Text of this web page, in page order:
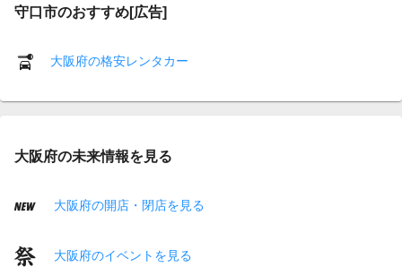
守口市のおすすめ[広告]
大阪府の格安レンタカー
大阪府の未来情報を見る
大阪府の開店・閉店を見る
大阪府のイベントを見る